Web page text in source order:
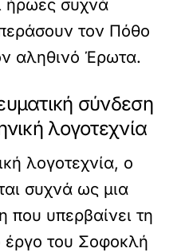
ήρωες συχνά
τον Πόθο
αληθινό Έρωτα.
σύνδεση
λογοτεχνία
λογοτεχνία, ο
συχνά ως μια
που υπερβαίνει τη
έργο του Σοφοκλή